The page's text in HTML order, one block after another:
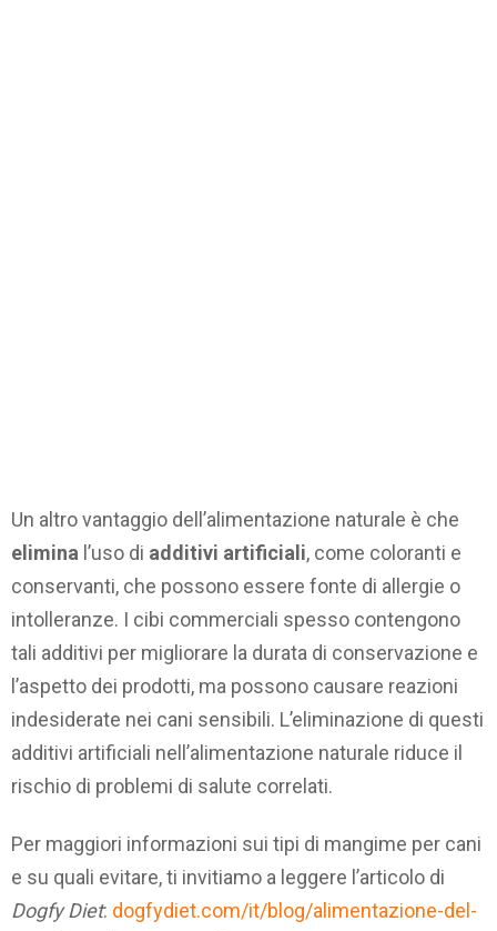
Un altro vantaggio dell’alimentazione naturale è che
elimina l’uso di additivi artificiali, come coloranti e
conservanti, che possono essere fonte di allergie o
intolleranze. I cibi commerciali spesso contengono
tali additivi per migliorare la durata di conservazione e
l’aspetto dei prodotti, ma possono causare reazioni
indesiderate nei cani sensibili. L’eliminazione di questi
additivi artificiali nell’alimentazione naturale riduce il
rischio di problemi di salute correlati.
Per maggiori informazioni sui tipi di mangime per cani
e su quali evitare, ti invitiamo a leggere l’articolo di
Dogfy Diet: dogfydiet.com/it/blog/alimentazione-del-